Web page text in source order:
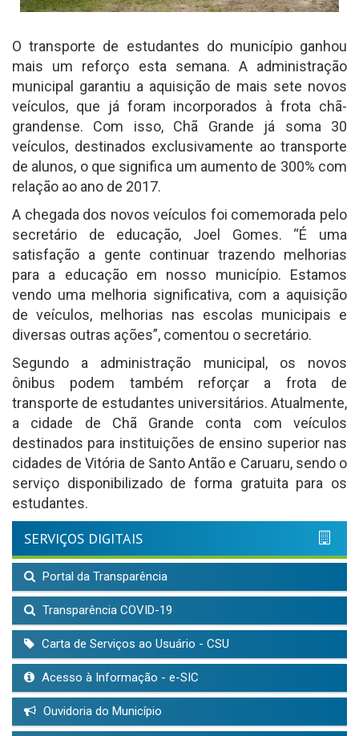
O transporte de estudantes do município ganhou
mais um reforço esta semana. A administração
municipal garantiu a aquisição de mais sete novos
veículos, que já foram incorporados à frota chã-
grandense. Com isso, Chã Grande já soma 30
veículos, destinados exclusivamente ao transporte
de alunos, o que significa um aumento de 300% com
relação ao ano de 2017.
A chegada dos novos veículos foi comemorada pelo
secretário de educação, Joel Gomes. “É uma
satisfação a gente continuar trazendo melhorias
para a educação em nosso município. Estamos
vendo uma melhoria significativa, com a aquisição
de veículos, melhorias nas escolas municipais e
diversas outras ações”, comentou o secretário.
Segundo a administração municipal, os novos
ônibus podem também reforçar a frota de
transporte de estudantes universitários. Atualmente,
a cidade de Chã Grande conta com veículos
destinados para instituições de ensino superior nas
cidades de Vitória de Santo Antão e Caruaru, sendo o
serviço disponibilizado de forma gratuita para os
estudantes.
SERVIÇOS DIGITAIS
Portal da Transparência
Transparência COVID-19
Carta de Serviços ao Usuário - CSU
Acesso à Informação - e-SIC
Ouvidoria do Município